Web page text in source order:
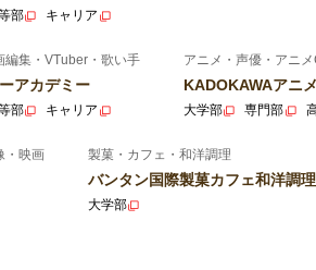
部 キャリア
編集・VTuber・歌い手
アカデミー
部 キャリア
アニメ・声優・アニ
KADOKAWAアニ
大学部 専門部
・映画 製菓・カフェ・和洋調理
バンタン国際製菓カフェ和洋調
大学部